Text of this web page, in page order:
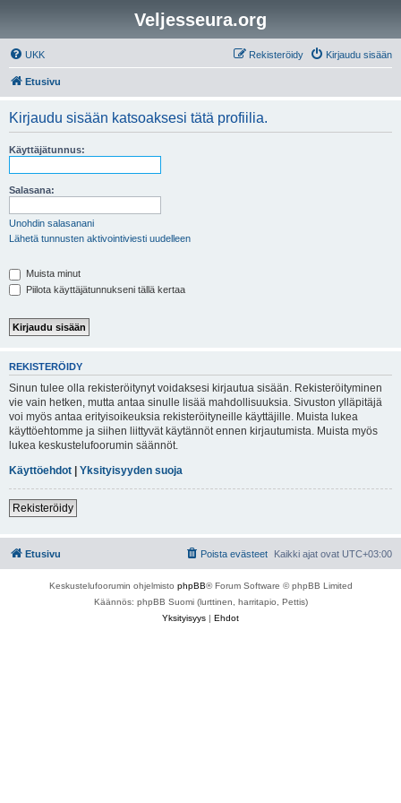
Veljesseura.org
UKK Kirjaudu sisään
Rekisteröidy
Etusivu
Kirjaudu sisään katsoaksesi tätä profiilia.
Käyttäjätunnus:
Salasana:
Unohdin salasanani
Lähetä tunnusten aktivointiviesti uudelleen
Muista minut
Piilota käyttäjätunnukseni tällä kertaa
REKISTERÖIDY
Sinun tulee olla rekisteröitynyt voidaksesi kirjautua sisään. Rekisteröityminen
vie vain hetken, mutta antaa sinulle lisää mahdollisuuksia. Sivuston ylläpitäjä
voi myös antaa erityisoikeuksia rekisteröityneille käyttäjille. Muista lukea
käyttöehtomme ja siihen liittyvät käytännöt ennen kirjautumista. Muista myös
lukea keskustelufoorumin säännöt.
Käyttöehdot | Yksityisyyden suoja
Rekisteröidy
Etusivu Kaikki ajat ovat UTC+03:00
Poista evästeet
Keskustelufoorumin ohjelmisto phpBB® Forum Software © phpBB Limited
Käännös: phpBB Suomi (lurttinen, harritapio, Pettis)
Yksityisyys | Ehdot